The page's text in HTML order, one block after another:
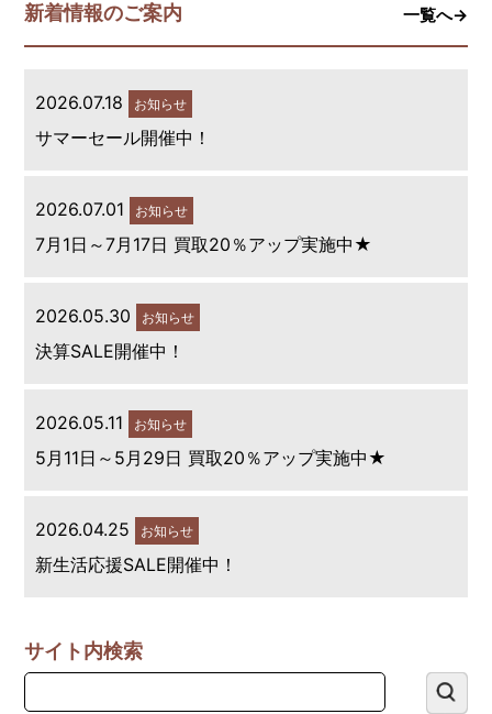
新着情報のご案内 一覧へ→
2026.07.18 お知らせ
サマーセール開催中！
2026.07.01 お知らせ
7月1日～7月17日 買取20％アップ実施中★
2026.05.30 お知らせ
決算SALE開催中！
2026.05.11 お知らせ
5月11日～5月29日 買取20％アップ実施中★
2026.04.25 お知らせ
新生活応援SALE開催中！
サイト内検索